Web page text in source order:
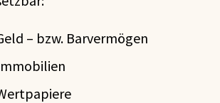
– bzw. Barvermögen